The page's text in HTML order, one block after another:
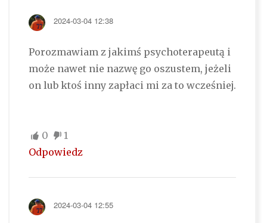
2024-03-04 12:38
Porozmawiam z jakimś psychoterapeutą i
może nawet nie nazwę go oszustem, jeżeli
on lub ktoś inny zapłaci mi za to wcześniej.
0
1
Odpowiedz
2024-03-04 12:55